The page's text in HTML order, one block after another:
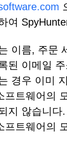
여
이름, 주문
된 이메일
경우 이미
프트웨어의
지 않습니
프트웨어의